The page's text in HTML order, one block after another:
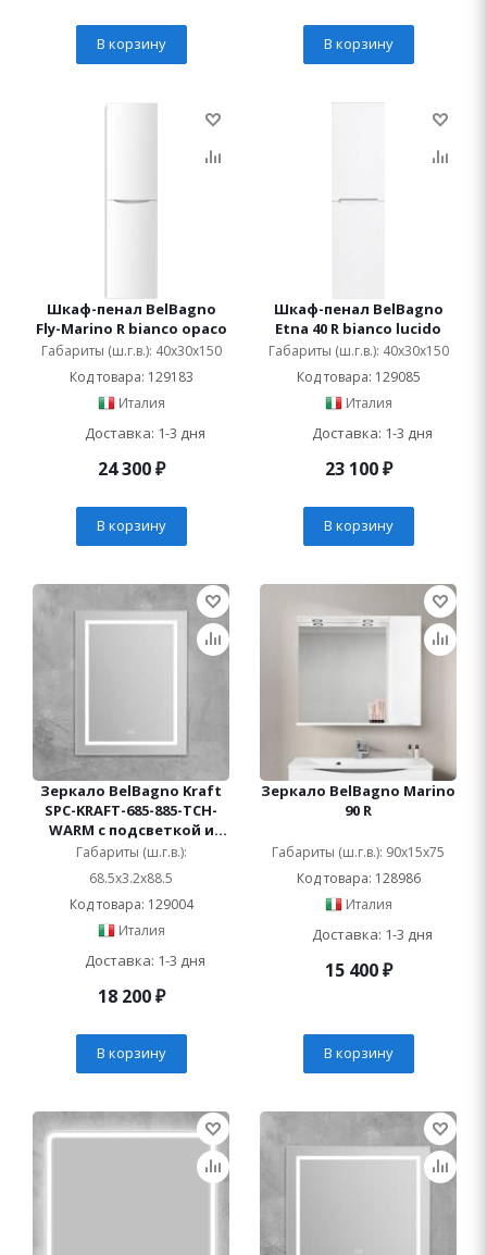
В корзину В корзину
Шкаф-пенал BelBagno
Fly-Marino R bianco opaco
Габариты (ш.г.в.): 40x30x150
Код товара: 129183
Италия
Доставка: 1-3 дня
24 300₽
В корзину
Шкаф-пенал BelBagno
Etna 40 R bianco lucido
Габариты (ш.г.в.): 40x30x150
Код товара: 129085
Италия
Доставка: 1-3 дня
23 100₽
В корзину
Зеркало BelBagno Kraft
SPC-KRAFT-685-885-TCH-
WARM с подсветкой и
подогревом
Габариты (ш.г.в.):
68.5x3.2x88.5
Код товара: 129004
Италия
Доставка: 1-3 дня
18 200₽
В корзину
Зеркало BelBagno Marino
90 R
Габариты (ш.г.в.): 90x15x75
Код товара: 128986
Италия
Доставка: 1-3 дня
15 400₽
В корзину